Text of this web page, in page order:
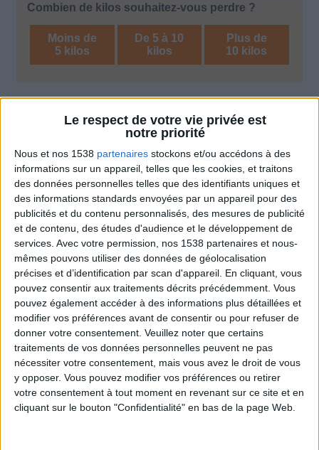
Le respect de votre vie privée est
notre priorité
Nous et nos 1538 partenaires stockons et/ou accédons à des
informations sur un appareil, telles que les cookies, et traitons
des données personnelles telles que des identifiants uniques et
des informations standards envoyées par un appareil pour des
publicités et du contenu personnalisés, des mesures de publicité
et de contenu, des études d'audience et le développement de
services. Avec votre permission, nos 1538 partenaires et nous-
mêmes pouvons utiliser des données de géolocalisation
précises et d’identification par scan d'appareil. En cliquant, vous
pouvez consentir aux traitements décrits précédemment. Vous
pouvez également accéder à des informations plus détaillées et
modifier vos préférences avant de consentir ou pour refuser de
donner votre consentement. Veuillez noter que certains
traitements de vos données personnelles peuvent ne pas
nécessiter votre consentement, mais vous avez le droit de vous
y opposer. Vous pouvez modifier vos préférences ou retirer
votre consentement à tout moment en revenant sur ce site et en
cliquant sur le bouton "Confidentialité" en bas de la page Web.
Combien de kilos souhaitez-vous perdre ?
Moins de
5 kilos
De 5 à 10
kilos
Plus de
10 kilos
Webinaires en direct Voir tout
Chaque semaine, posez vos questions en live
en participant à des vidéo-conférences avec
Jean-Michel et les diététiciennes du
programme.
Peut-on remplacer la viande par des féculents
? Consultation diététique du 05/08/2026